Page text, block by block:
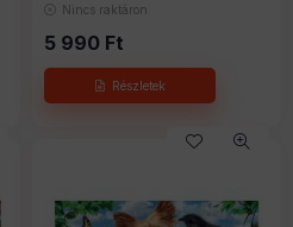
Nincs raktáron
5 990 Ft